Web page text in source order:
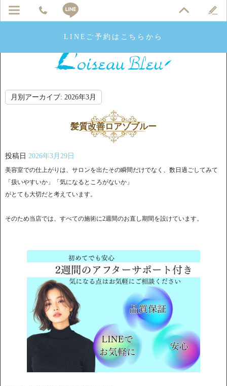
LINEご予約はこちらから
月別アーカイブ: 2026年3月
髪質改善ロアゾブルー
投稿日 2026年3月29日
美容室での仕上がりは、サロンを出たその瞬間だけでなく、数日過ごしてみて
「扱いやすいか」「気になるところがないか」
がとても大切だと考えています。
そのため当店では、すべての施術に2週間のお直し期間を設けています。